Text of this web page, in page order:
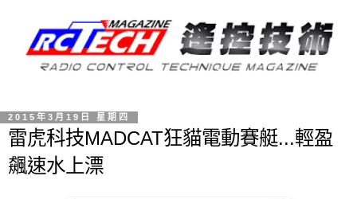
2015年3月19日 星期四
雷虎科技MADCAT狂貓電動賽艇...輕盈
飆速水上漂